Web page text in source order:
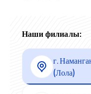
Наши филиалы:
г.
(Лола)